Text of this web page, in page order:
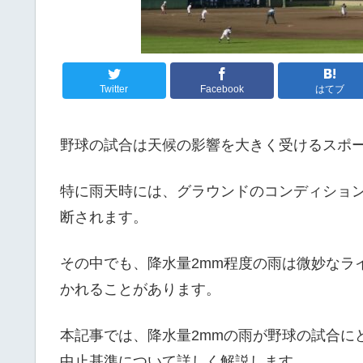
Twitter Facebook はてブ
野球の試合は天候の影響を大きく受けるスポ
特に雨天時には、グラウンドのコンディショ
断されます。
その中でも、降水量2mm程度の雨は微妙な
かれることがあります。
本記事では、降水量2mmの雨が野球の試合